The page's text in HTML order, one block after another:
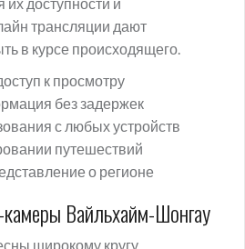
трансляции дают
в курсе происходящего.
к просмотру
без задержек
с любых устройств
путешествий
о регионе
Вайльхайм-Шонгау
широкому кругу